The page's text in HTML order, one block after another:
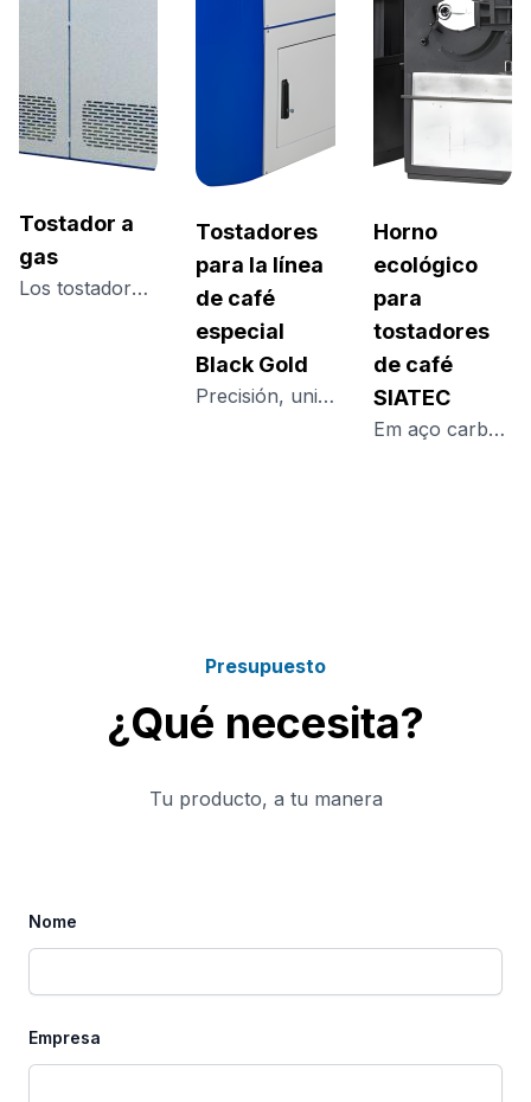
Tostador a
gas
Los tostadores, de 240 kg, 480 kg y 720 kg por ciclo, combinan alta producción, eficiencia y curvas de tueste exclusivas, elevando el estándar del tueste industrial.
Tostadores
para la línea
de café
especial
Black Gold
Precisión, uniformidad y extracción por encima del promedio para cafés especiales
Horno
ecológico
para
tostadores
de café
SIATEC
Em aço carbono ou inox, oferece alto desempenho com baixo impacto ambiental, queima limpa e controle térmico preciso, garantindo eficiência no processo.
Presupuesto
¿Qué necesita?
Tu producto, a tu manera
Nome
Empresa